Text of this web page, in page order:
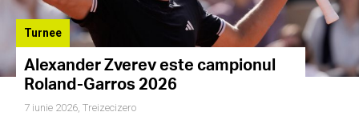
Turnee
Alexander Zverev este campionul
Roland-Garros 2026
7 iunie 2026, Treizecizero